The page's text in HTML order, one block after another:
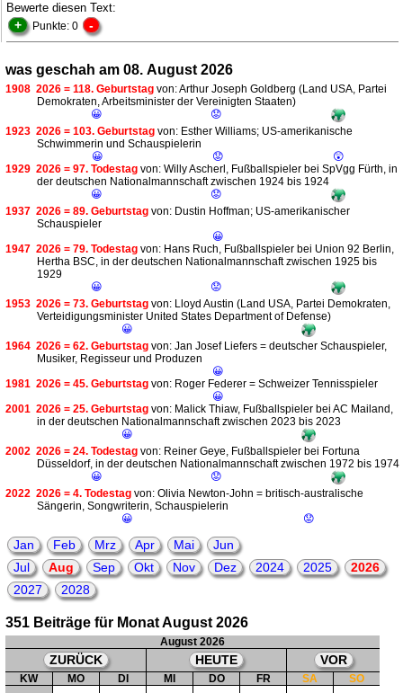
Bewerte diesen Text:
+ Punkte: 0 -
was geschah am 08. August 2026
1908 2026 = 118. Geburtstag von: Arthur Joseph Goldberg (Land USA, Partei
Demokraten, Arbeitsminister der Vereinigten Staaten)
😀
😟
1923 2026 = 103. Geburtstag von: Esther Williams; US-amerikanische
Schwimmerin und Schauspielerin
😀
😟
😲
1929 2026 = 97. Todestag von: Willy Ascherl, Fußballspieler bei SpVgg Fürth, in
der deutschen Nationalmannschaft zwischen 1924 bis 1924
😀
😟
1937 2026 = 89. Geburtstag von: Dustin Hoffman; US-amerikanischer
Schauspieler
😀
1947 2026 = 79. Todestag von: Hans Ruch, Fußballspieler bei Union 92 Berlin,
Hertha BSC, in der deutschen Nationalmannschaft zwischen 1925 bis
1929
😀
😟
1953 2026 = 73. Geburtstag von: Lloyd Austin (Land USA, Partei Demokraten,
Verteidigungsminister United States Department of Defense)
😀
1964 2026 = 62. Geburtstag von: Jan Josef Liefers = deutscher Schauspieler,
Musiker, Regisseur und Produzen
😀
1981 2026 = 45. Geburtstag von: Roger Federer = Schweizer Tennisspieler
😀
2001 2026 = 25. Geburtstag von: Malick Thiaw, Fußballspieler bei AC Mailand,
in der deutschen Nationalmannschaft zwischen 2023 bis 2023
😀
2002 2026 = 24. Todestag von: Reiner Geye, Fußballspieler bei Fortuna
Düsseldorf, in der deutschen Nationalmannschaft zwischen 1972 bis 1974
😀
😟
2022 2026 = 4. Todestag von: Olivia Newton-John = britisch-australische
Sängerin, Songwriterin, Schauspielerin
😀
😟
Jan Feb Mrz Apr Mai
Jun
Jul
Aug Sep Okt Nov Dez 2024 2025
2026
2027
2028
351 Beiträge für Monat August 2026
August 2026
ZURÜCK HEUTE VOR
KW MO DI MI DO FR SA SO